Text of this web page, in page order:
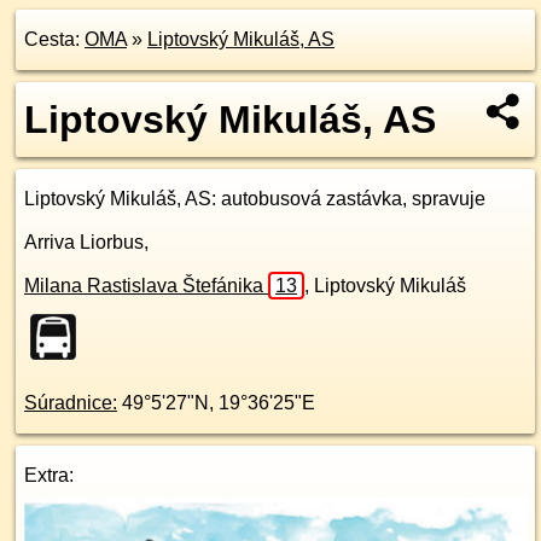
Cesta: OMA» Liptovský Mikuláš, AS
Liptovský Mikuláš, AS
Liptovský Mikuláš, AS: autobusová zastávka, spravuje
Arriva Liorbus,
Milana Rastislava Štefánika 13 , Liptovský Mikuláš
Súradnice: 49°5'27"N , 19°36'25"E
Extra: